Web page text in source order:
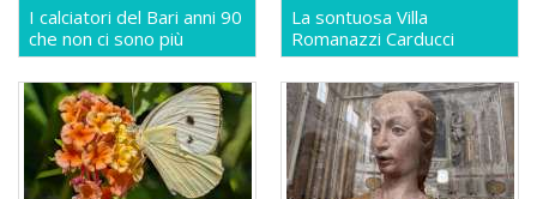
I calciatori del Bari anni 90
che non ci sono più
La sontuosa Villa
Romanazzi Carducci